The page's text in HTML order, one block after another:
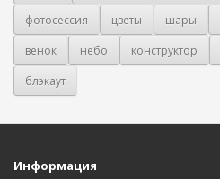
фотосессия
цветы шары
венок
небо конструктор
блэкаут
Информация